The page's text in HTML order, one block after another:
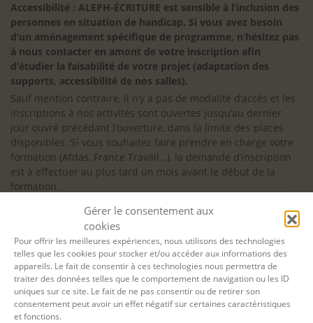
Gérer le consentement aux
cookies
Pour offrir les meilleures expériences, nous utilisons des technologies
telles que les cookies pour stocker et/ou accéder aux informations des
appareils. Le fait de consentir à ces technologies nous permettra de
traiter des données telles que le comportement de navigation ou les ID
uniques sur ce site. Le fait de ne pas consentir ou de retirer son
consentement peut avoir un effet négatif sur certaines caractéristiques
et fonctions.
Accessibilité : ALEPH-ÉCRITURE est sensible à l’inclusion des
personnes en situation de handicap. Si vous avez besoin
d’un aménagement spécifique de programme, n’hésitez pas
à nous contacter en amont de votre inscription afin
d’étudier la faisabilité de votre projet (adaptation des
supports, accessibilité de nos salles).
Sauf mention contraire, il n’y a pas de modalité d’accès et les
inscriptions à nos activités sont ouvertes jusqu’au dernier
jour ouvré précédant l’ouverture, dans la limite des places
disponibles. Si vous souhaitez faire prendre en charge votre
formation (Afdas, France Travail…), la demande d’inscription
est à effectuer au plus tard un mois avant le début de la
formation.
NOS ATELIERS
L’école d’écriture
La fabrique du manuscrit
Les stages pour artistes-auteurs
Se former à la biographie
Se former à l’animation